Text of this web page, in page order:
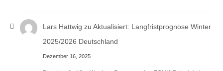
Lars Hattwig zu Aktualisiert: Langfristprognose Winter
2025/2026 Deutschland
Dezember 16, 2025